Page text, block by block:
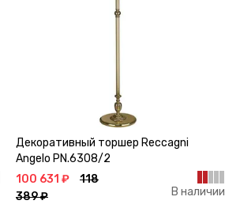
Декоративный торшер Reccagni
Angelo PN.6308/2
100 631 ₽
118
389 ₽
В наличии